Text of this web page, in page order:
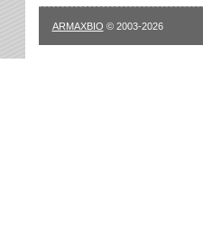
ARMAXBIO © 2003-2026